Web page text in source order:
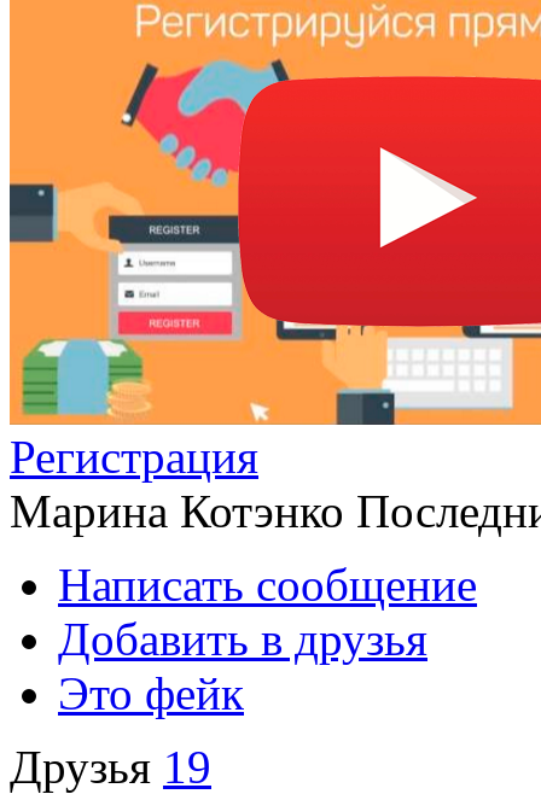
Регистрация
Марина Котэнко
Написать сообщение
Добавить в друзья
Это фейк
Друзья 19